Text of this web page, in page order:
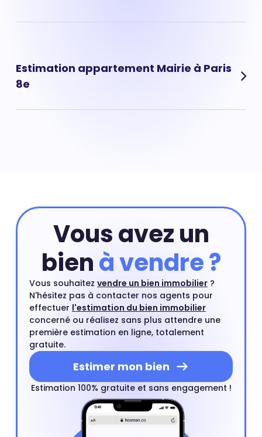
Estimation appartement Mairie à Paris
8e
engagement.
Vous avez un
bienà vendre ?
Vous souhaitez vendre un bien immobilier ?
N'hésitez pas à contacter nos agents pour
effectuer l'estimation du bien immobilier
concerné ou réalisez sans plus attendre une
première estimation en ligne, totalement
gratuite.
Estimer mon bien
Estimation 100% gratuite et sans engagement !